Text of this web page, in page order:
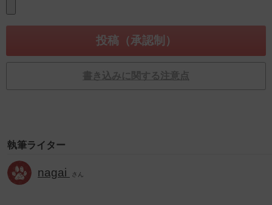
書き込みに関する注意点
執筆ライター
nagai さん